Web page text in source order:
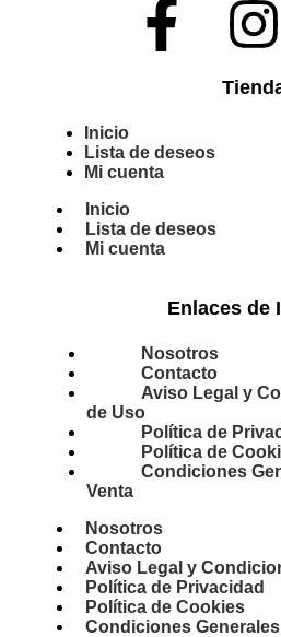
Inicio
Lista de deseos
Mi cuenta
Inicio
Lista de deseos
Mi cuenta
Enlaces de
Nosotros
Contacto
Aviso Legal y
de Uso
Política de
Política de
Condiciones
Venta
Nosotros
Contacto
Aviso Legal y
Política de Privacidad
Política de Cookies
Condiciones